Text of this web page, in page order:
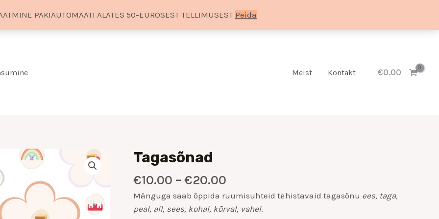
PAKIAUTOMAATI ALATES 50-EUROSEST TELLIMUSEST Peida
Meist Kontakt €0.00
Tagasõnad
€10.00 – €20.00
€20.00
Mänguga saab õppida ruumisuhteid tähistavaid tagasõnu ees, taga,
peal, all, sees, kohal, kõrval, vahel.
Tagasõnad
kogus